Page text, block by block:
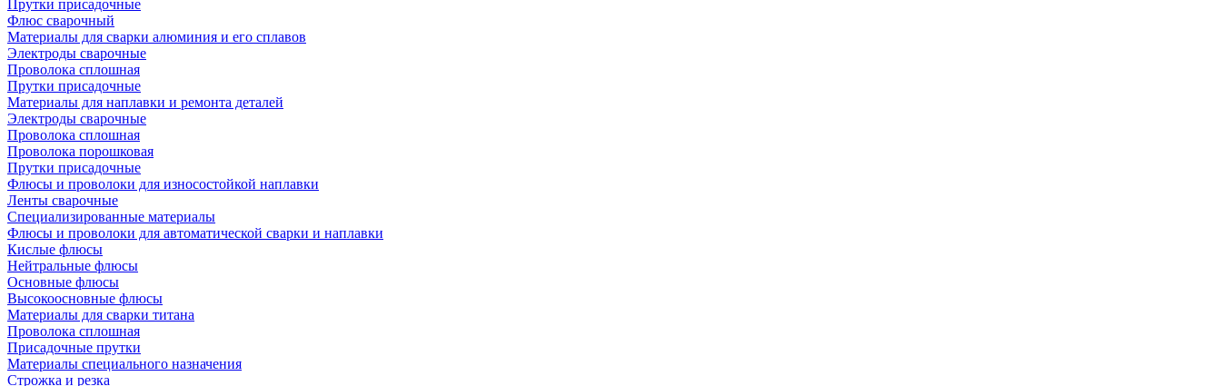
Прутки присадочные
Флюс сварочный
Материалы для сварки алюминия и его сплавов
Электроды сварочные
Проволока сплошная
Прутки присадочные
Материалы для наплавки и ремонта деталей
Электроды сварочные
Проволока сплошная
Проволока порошковая
Прутки присадочные
Флюсы и проволоки для износостойкой наплавки
Ленты сварочные
Специализированные материалы
Флюсы и проволоки для автоматической сварки и наплавки
Кислые флюсы
Нейтральные флюсы
Основные флюсы
Высокоосновные флюсы
Материалы для сварки титана
Проволока сплошная
Присадочные прутки
Материалы специального назначения
Строжка и резка